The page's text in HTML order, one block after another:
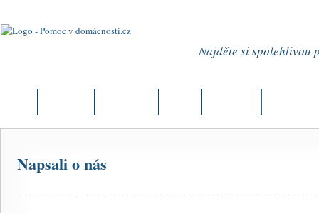
Najděte si spolehlivou
Napsali o nás